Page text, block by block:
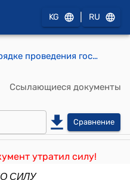
KG RU
ПОЛОЖЕНИЕ о порядке проведения государственных закупок товаров, работ и услуг посредством электронного каталога веб-портала государственных за- купок (к постановлению Правительства КР от 30 мая 2019 года N 243)
Ссылающиеся документы
Сравнение
утратил силу!